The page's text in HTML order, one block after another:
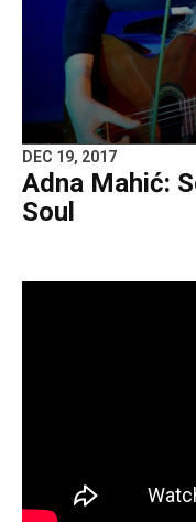
DEC 19, 2017
Adna Mahić:
Soul